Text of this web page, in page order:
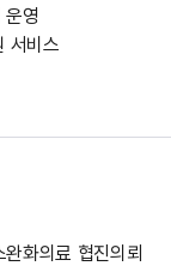
영
서비스
화의료 협진의뢰